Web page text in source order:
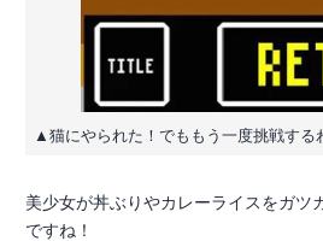
▲猫にやられた！でももう一度挑戦する
美少女が丼ぶりやカレーライスをガツ
ですね！